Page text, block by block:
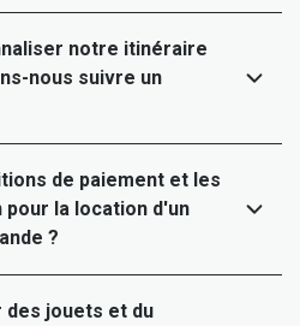
notre itinéraire
nous suivre un
de paiement et les
la location d'un
?
des jouets et du